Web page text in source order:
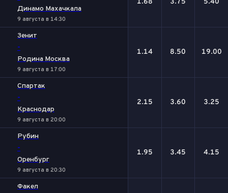
Динамо Махачкала
9 августа в 14:30
1.68 3.75 5.40
Зенит
-
Родина Москва
9 августа в 17:00
1.14 8.50 19.00
Спартак
-
Краснодар
9 августа в 20:00
2.15 3.60 3.25
Рубин
-
Оренбург
9 августа в 20:30
1.95 3.45 4.15
Факел